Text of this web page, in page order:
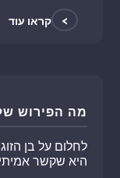
> קראו עוד
מה הפירוש
לחלום על בן הזוג
היא שקשר